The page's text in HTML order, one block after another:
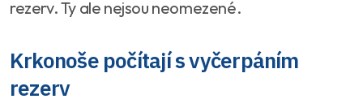
rezerv. Ty ale nejsou neomezené.
Krkonoše počítají s vyčerpáním
rezerv